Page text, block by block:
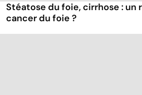
Stéatose du foie, cirrhose : un
cancer du foie ?